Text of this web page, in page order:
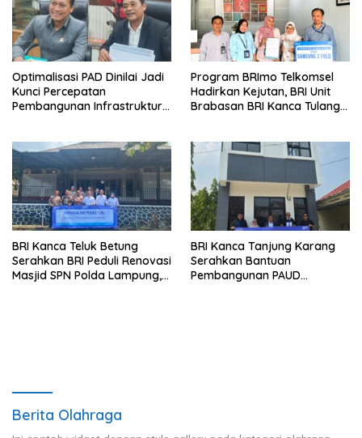
Optimalisasi PAD Dinilai Jadi
Kunci Percepatan
Pembangunan Infrastruktur
Program BRImo Telkomsel
Hadirkan Kejutan, BRI Unit
Brabasan BRI Kanca Tulang
Mesuji
BRI Kanca Teluk Betung
Serahkan BRI Peduli Renovasi
Masjid SPN Polda Lampung,
BRI Kanca Tanjung Karang
Serahkan Bantuan
Pembangunan PAUD
Berita Olahraga